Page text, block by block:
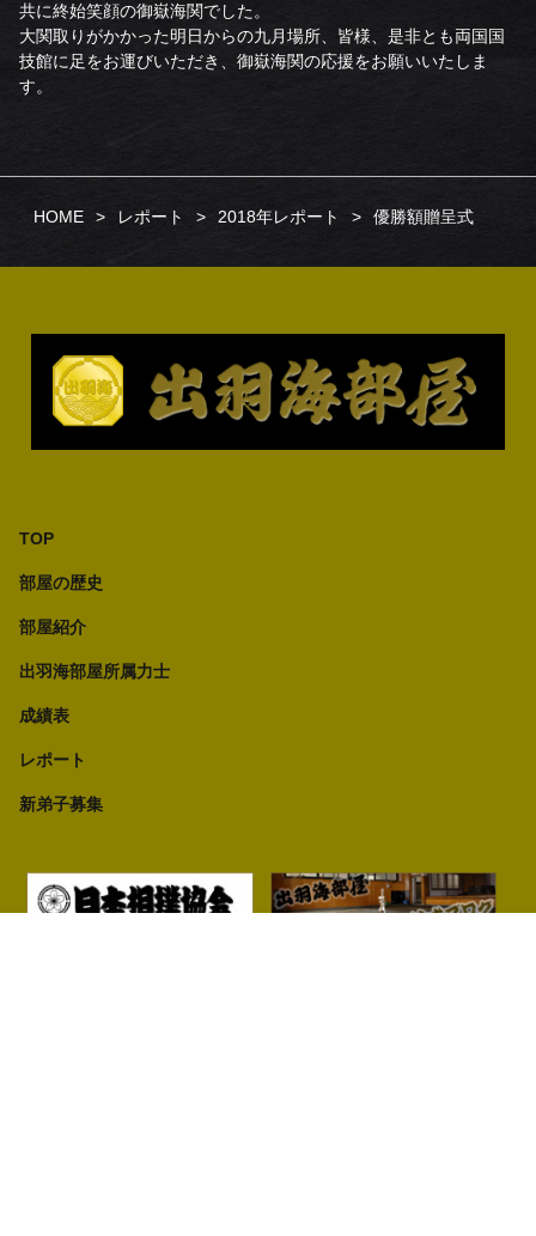
共に終始笑顔の御嶽海関でした。
大関取りがかかった明日からの九月場所、皆様、是非とも両国国
技館に足をお運びいただき、御嶽海関の応援をお願いいたしま
す。
HOME レポート 2018年レポート 優勝額贈呈式
TOP
部屋の歴史
部屋紹介
出羽海部屋所属力士
成績表
レポート
新弟子募集